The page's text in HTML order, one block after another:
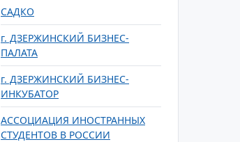
САДКО
г. ДЗЕРЖИНСКИЙ БИЗНЕС-
ПАЛАТА
г. ДЗЕРЖИНСКИЙ БИЗНЕС-
ИНКУБАТОР
АССОЦИАЦИЯ ИНОСТРАННЫХ
СТУДЕНТОВ В РОССИИ